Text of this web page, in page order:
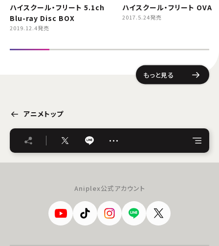
ハイスクール・フリート 5.1ch
Blu-ray Disc BOX
2019.12.4発売
ハイスクール・フリート OVA
2017.5.24発売
もっと見る
アニメトップ
…
Aniplex公式アカウント